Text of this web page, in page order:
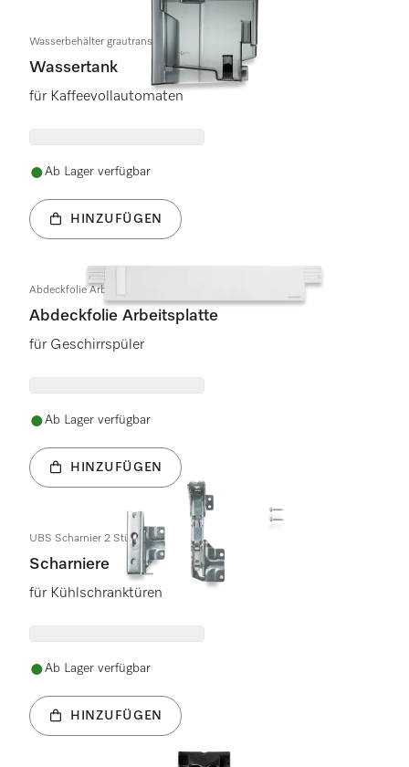
Wasserbehälter grautransparent
Wassertank
für Kaffeevollautomaten
Ab Lager verfügbar
HINZUFÜGEN
Abdeckfolie Arbeitsplatte
Abdeckfolie Arbeitsplatte
für Geschirrspüler
Ab Lager verfügbar
HINZUFÜGEN
UBS Scharnier 2 Stück
Scharniere
für Kühlschranktüren
Ab Lager verfügbar
HINZUFÜGEN